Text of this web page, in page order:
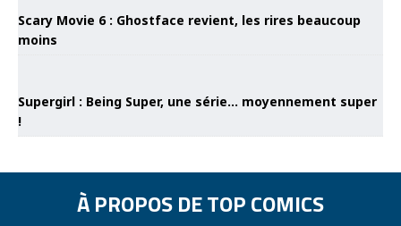
Scary Movie 6 : Ghostface revient, les rires beaucoup
moins
Supergirl : Being Super, une série… moyennement super
!
À PROPOS DE TOP COMICS